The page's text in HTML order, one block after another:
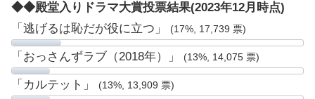
◆◆殿堂入りドラマ大賞投票結果(2023年12月時点)
「逃げるは恥だが役に立つ」
(17%, 17,739 票)
「おっさんずラブ（2018年）」 (13%, 14,075 票)
「カルテット」 (13%, 13,909 票)